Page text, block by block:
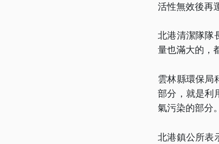
活性無效後再
北港清潔隊隊
量也滿大的，
雲林縣環保局
部分，就是利
氣污染的部分
北港鎮公所表